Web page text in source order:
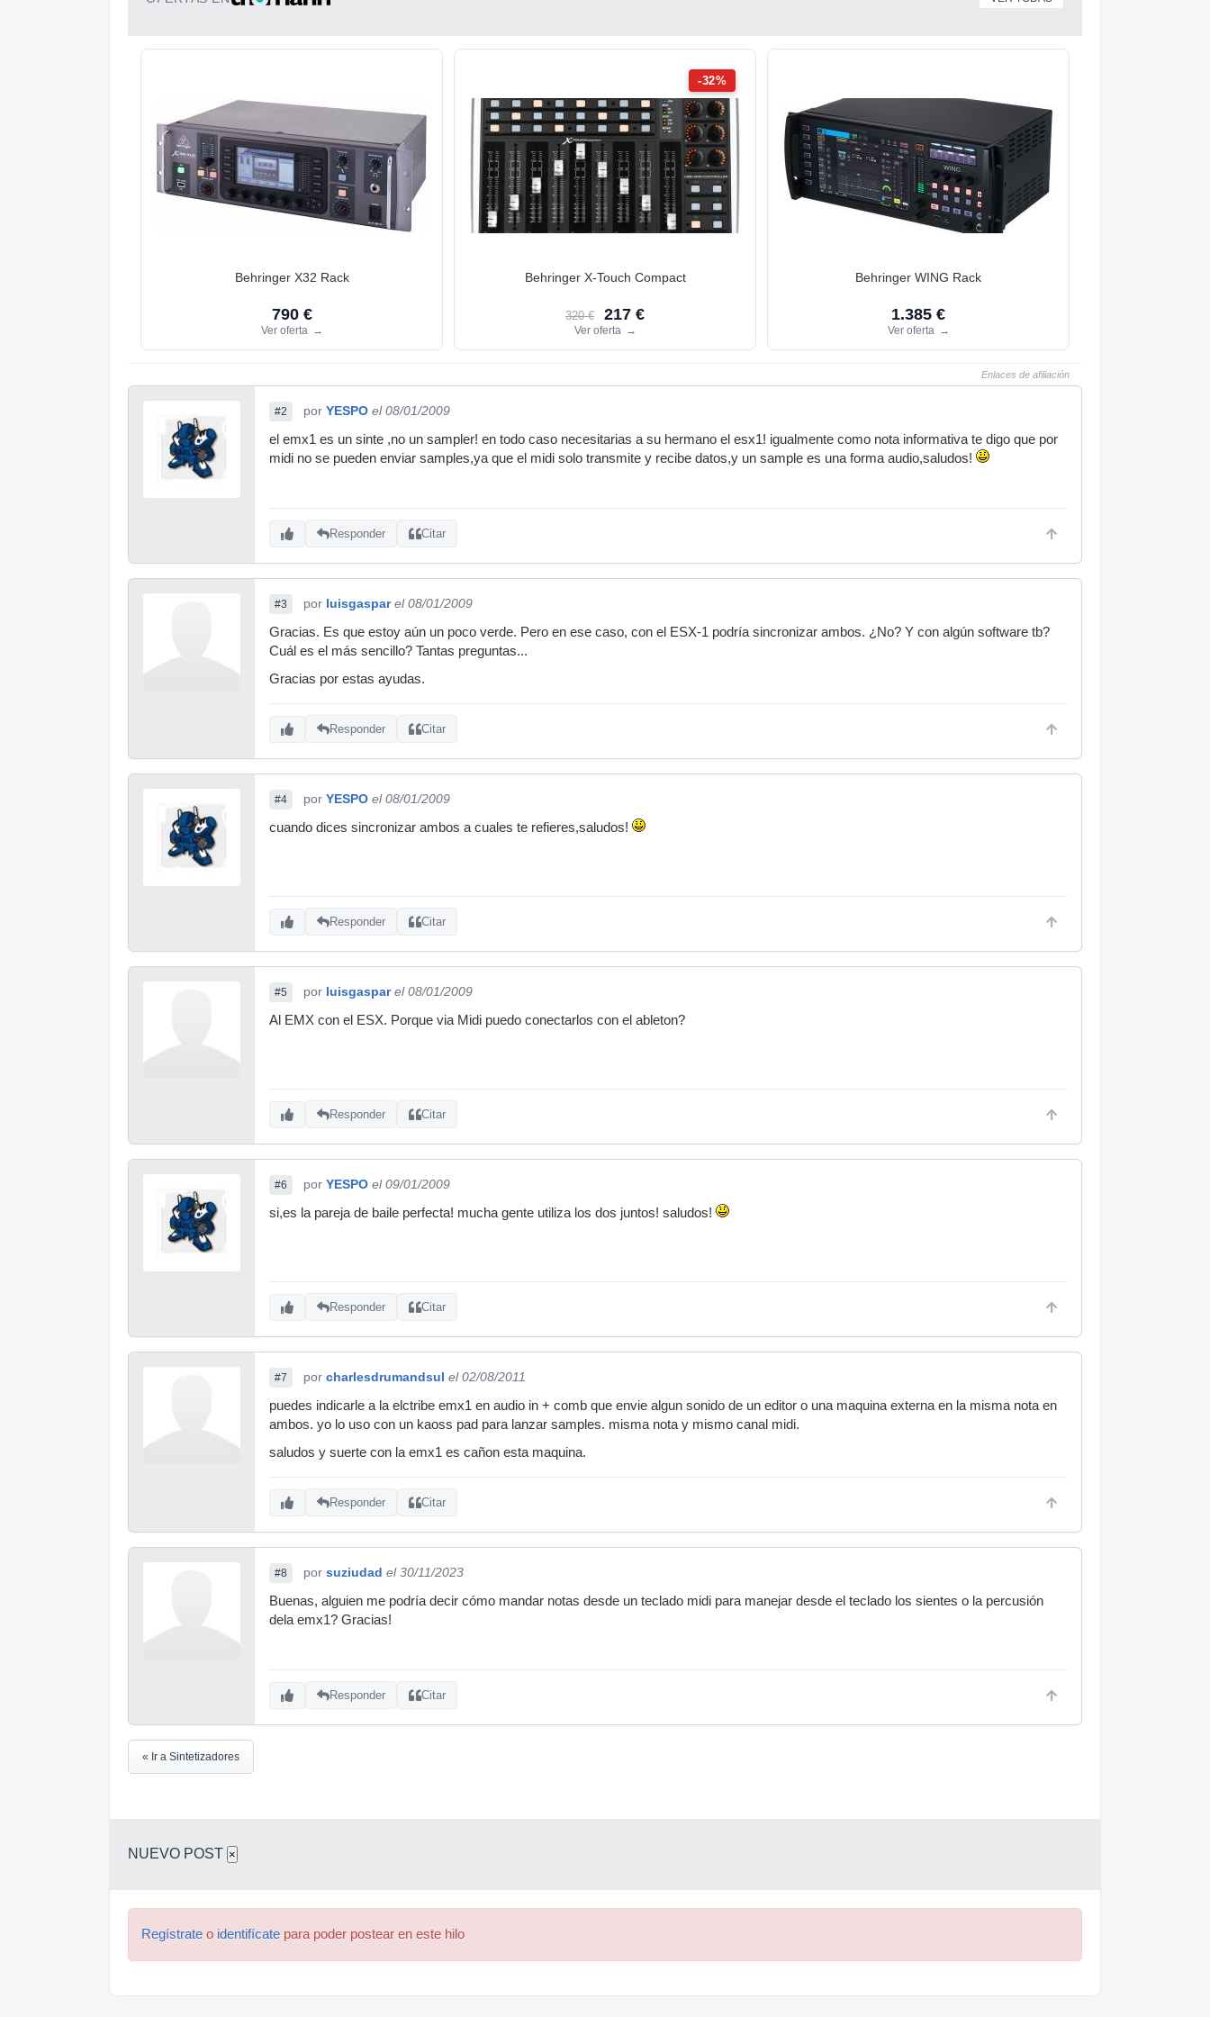
Behringer X32 Rack
790 €
Ver oferta →
-32%
Behringer X-Touch Compact
320 € 217 €
Ver oferta →
Behringer WING Rack
1.385 €
Ver oferta →
Enlaces de afiliación
#2 por YESPO el 08/01/2009
el emx1 es un sinte ,no un sampler! en todo caso necesitarias a su hermano el esx1! igualmente como nota informativa te digo que por
midi no se pueden enviar samples,ya que el midi solo transmite y recibe datos,y un sample es una forma audio,saludos!
Responder Citar
#3 por luisgaspar el 08/01/2009
Gracias. Es que estoy aún un poco verde. Pero en ese caso, con el ESX-1 podría sincronizar ambos. ¿No? Y con algún software tb?
Cuál es el más sencillo? Tantas preguntas...
Gracias por estas ayudas.
Responder Citar
#4 por YESPO el 08/01/2009
cuando dices sincronizar ambos a cuales te refieres,saludos!
Responder Citar
#5 por luisgaspar el 08/01/2009
Al EMX con el ESX. Porque via Midi puedo conectarlos con el ableton?
Responder Citar
#6 por YESPO el 09/01/2009
si,es la pareja de baile perfecta! mucha gente utiliza los dos juntos! saludos!
Responder Citar
#7 por charlesdrumandsul el 02/08/2011
puedes indicarle a la elctribe emx1 en audio in + comb que envie algun sonido de un editor o una maquina externa en la misma nota en
ambos. yo lo uso con un kaoss pad para lanzar samples. misma nota y mismo canal midi.
saludos y suerte con la emx1 es cañon esta maquina.
Responder Citar
#8 por suziudad el 30/11/2023
Buenas, alguien me podría decir cómo mandar notas desde un teclado midi para manejar desde el teclado los sientes o la percusión
dela emx1? Gracias!
Responder Citar
« Ir a Sintetizadores
NUEVO POST ×
Regístrate o identifícate para poder postear en este hilo